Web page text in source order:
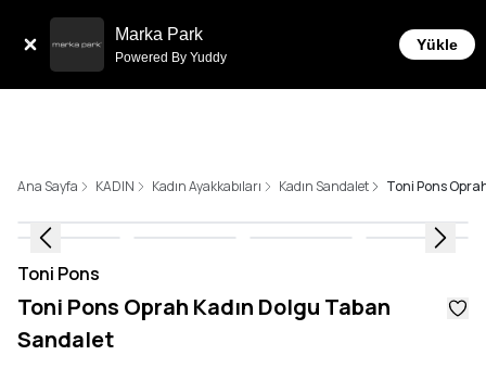
Marka Park
Powered By Yuddy
Yükle
Ana Sayfa KADIN Kadın Ayakkabıları Kadın Sandalet Toni Pons
Toni Pons
Toni Pons Oprah Kadın Dolgu Taban
Sandalet